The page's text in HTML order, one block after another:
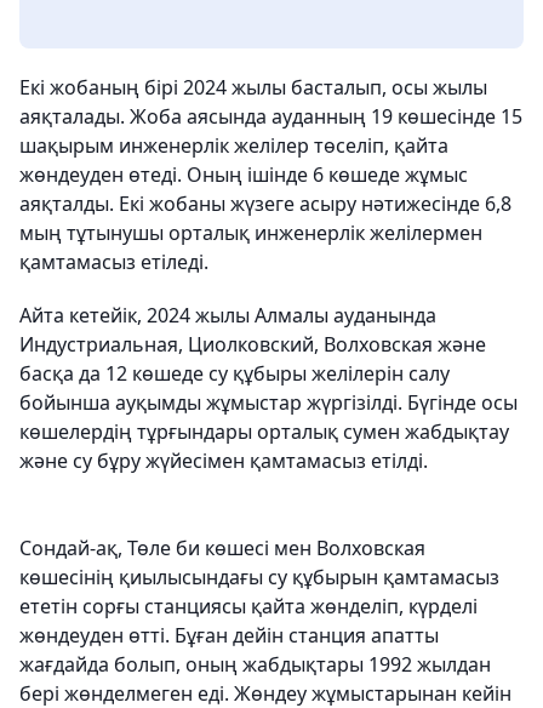
Екі жобаның бірі 2024 жылы басталып, осы жылы
аяқталады. Жоба аясында ауданның 19 көшесінде 15
шақырым инженерлік желілер төселіп, қайта
жөндеуден өтеді. Оның ішінде 6 көшеде жұмыс
аяқталды. Екі жобаны жүзеге асыру нәтижесінде 6,8
мың тұтынушы орталық инженерлік желілермен
қамтамасыз етіледі.
Айта кетейік, 2024 жылы Алмалы ауданында
Индустриальная, Циолковский, Волховская және
басқа да 12 көшеде су құбыры желілерін салу
бойынша ауқымды жұмыстар жүргізілді. Бүгінде осы
көшелердің тұрғындары орталық сумен жабдықтау
және су бұру жүйесімен қамтамасыз етілді.
Сондай-ақ, Төле би көшесі мен Волховская
көшесінің қиылысындағы су құбырын қамтамасыз
ететін сорғы станциясы қайта жөнделіп, күрделі
жөндеуден өтті. Бұған дейін станция апатты
жағдайда болып, оның жабдықтары 1992 жылдан
бері жөнделмеген еді. Жөндеу жұмыстарынан кейін